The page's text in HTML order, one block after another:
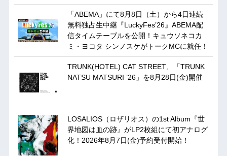
「ABEMA」にて8月8日（土）から4日連続
無料独占生中継『LuckyFes’26』ABEMA配
信タイムテーブルを公開！キュウソネコカ
ミ・ヨコタ シンノスケがトークMCに就任！
TRUNK(HOTEL) CAT STREET、「TRUNK
NATSU MATSURI ’26」を8月28日(金)開催
LOSALIOS（ロザリオス）の1st Album『世
界地図は血の跡』がLP2枚組にて初アナログ
化！2026年8月7日(金)予約受付開始！